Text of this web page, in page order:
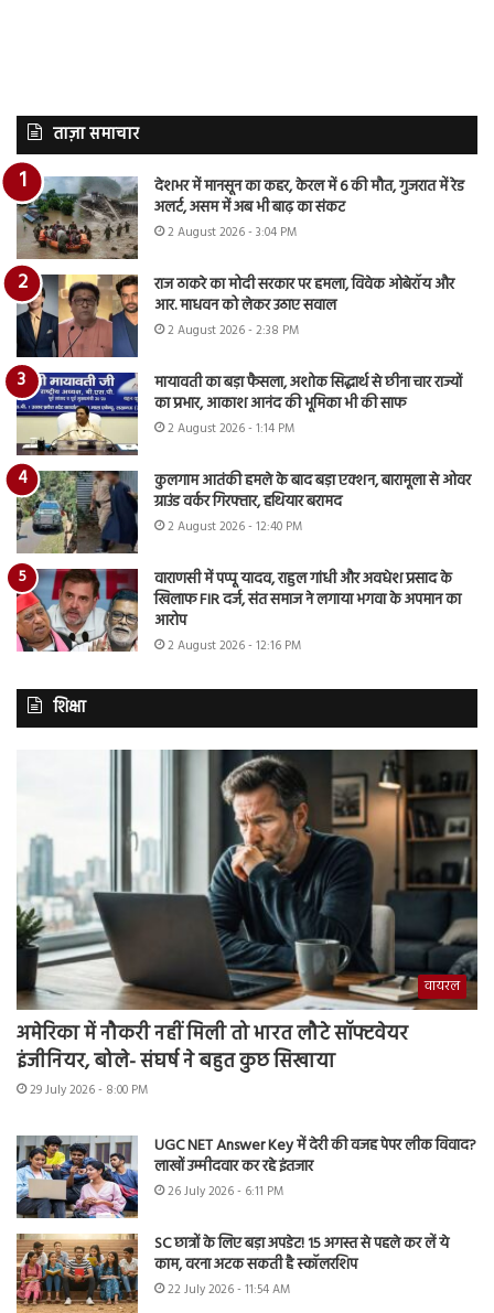
ताज़ा समाचार
देशभर में मानसून का कहर, केरल में 6 की मौत, गुजरात में रेड
अलर्ट, असम में अब भी बाढ़ का संकट
2 August 2026 - 3:04 PM
राज ठाकरे का मोदी सरकार पर हमला, विवेक ओबेरॉय और
आर. माधवन को लेकर उठाए सवाल
2 August 2026 - 2:38 PM
मायावती का बड़ा फैसला, अशोक सिद्धार्थ से छीना चार राज्यों
का प्रभार, आकाश आनंद की भूमिका भी की साफ
2 August 2026 - 1:14 PM
कुलगाम आतंकी हमले के बाद बड़ा एक्शन, बारामूला से ओवर
ग्राउंड वर्कर गिरफ्तार, हथियार बरामद
2 August 2026 - 12:40 PM
वाराणसी में पप्पू यादव, राहुल गांधी और अवधेश प्रसाद के
खिलाफ FIR दर्ज, संत समाज ने लगाया भगवा के अपमान का
आरोप
2 August 2026 - 12:16 PM
शिक्षा
वायरल
अमेरिका में नौकरी नहीं मिली तो भारत लौटे सॉफ्टवेयर
इंजीनियर, बोले- संघर्ष ने बहुत कुछ सिखाया
29 July 2026 - 8:00 PM
UGC NET Answer Key में देरी की वजह पेपर लीक विवाद?
लाखों उम्मीदवार कर रहे इंतजार
26 July 2026 - 6:11 PM
SC छात्रों के लिए बड़ा अपडेट! 15 अगस्त से पहले कर लें ये
काम, वरना अटक सकती है स्कॉलरशिप
22 July 2026 - 11:54 AM